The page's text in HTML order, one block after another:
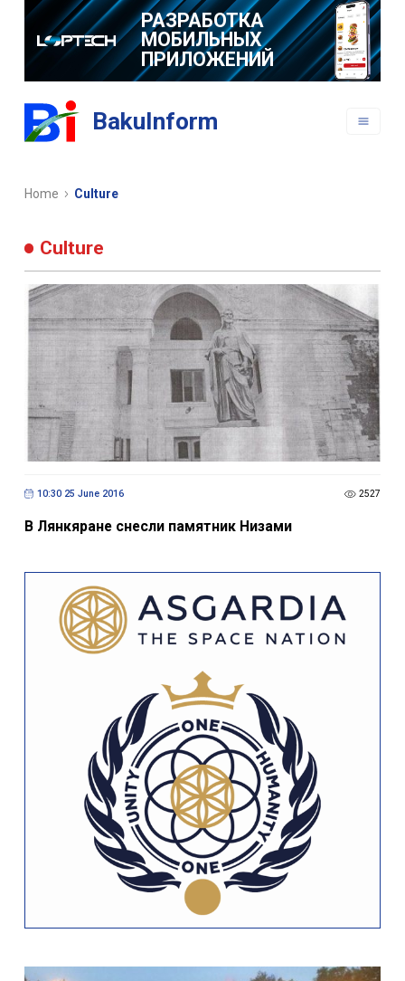
РАЗРАБОТКА
МОБИЛЬНЫХ
ПРИЛОЖЕНИЙ
BakuInform
Home Culture
Culture
10:30 25 June 2016 2527
В Лянкяране снесли памятник Низами